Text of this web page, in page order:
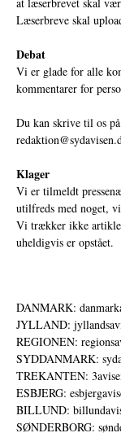
Læserbreve skal
Debat
Vi er glade for alle
kommentarer for
Du kan skrive til os på
Klager
Vi er tilmeldt
utilfreds med noget,
Vi trækker ikke
uheldigvis er opstået.
DANMARK:
JYLLAND:
REGIONEN:
SYDDANMARK:
TREKANTEN:
ESBJERG:
BILLUND:
SØNDERBORG: